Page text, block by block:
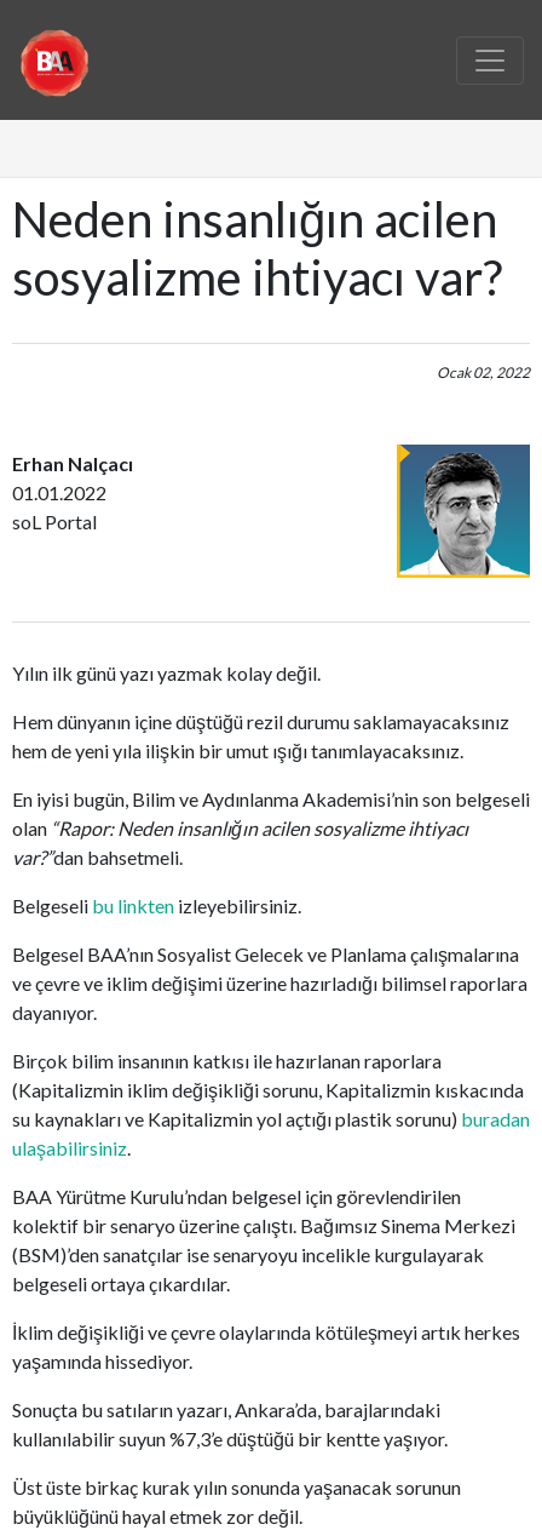
Neden insanlığın acilen
sosyalizme ihtiyacı var?
Ocak 02, 2022
Erhan Nalçacı
01.01.2022
soL Portal
Yılın ilk günü yazı yazmak kolay değil.
Hem dünyanın içine düştüğü rezil durumu saklamayacaksınız
hem de yeni yıla ilişkin bir umut ışığı tanımlayacaksınız.
En iyisi bugün, Bilim ve Aydınlanma Akademisi’nin son belgeseli
olan “Rapor: Neden insanlığın acilen sosyalizme ihtiyacı
var?”dan bahsetmeli.
Belgeseli bu linkten izleyebilirsiniz.
Belgesel BAA’nın Sosyalist Gelecek ve Planlama çalışmalarına
ve çevre ve iklim değişimi üzerine hazırladığı bilimsel raporlara
dayanıyor.
Birçok bilim insanının katkısı ile hazırlanan raporlara
(Kapitalizmin iklim değişikliği sorunu, Kapitalizmin kıskacında
su kaynakları ve Kapitalizmin yol açtığı plastik sorunu) buradan
ulaşabilirsiniz.
BAA Yürütme Kurulu’ndan belgesel için görevlendirilen
kolektif bir senaryo üzerine çalıştı. Bağımsız Sinema Merkezi
(BSM)’den sanatçılar ise senaryoyu incelikle kurgulayarak
belgeseli ortaya çıkardılar.
İklim değişikliği ve çevre olaylarında kötüleşmeyi artık herkes
yaşamında hissediyor.
Sonuçta bu satıların yazarı, Ankara’da, barajlarındaki
kullanılabilir suyun %7,3’e düştüğü bir kentte yaşıyor.
Üst üste birkaç kurak yılın sonunda yaşanacak sorunun
büyüklüğünü hayal etmek zor değil.